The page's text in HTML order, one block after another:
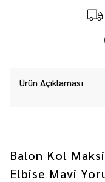
Ürün Açıklaması
Balon Kol
Elbise Mavi